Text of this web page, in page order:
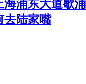
海浦东大道歇浦
去陆家嘴